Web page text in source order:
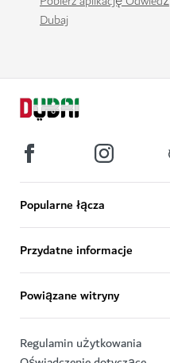
Dubaj
Popularne łącza
Przydatne informacje
Powiązane witryny
Regulamin użytkowania